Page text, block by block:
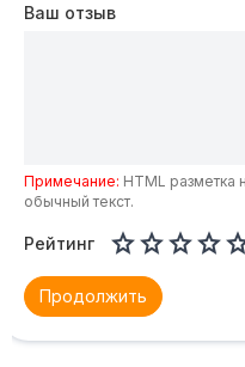
Ваш отзыв
Примечание: HTML разметка
обычный текст.
Рейтинг 
Продолжить